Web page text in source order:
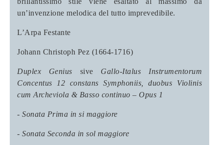
un’invenzione melodica del tutto imprevedibile.
L’Arpa Festante
Johann Christoph Pez (1664-1716)
Duplex Genius sive Gallo-Italus Instrumentorum
Concentus 12 constans Symphoniis, duobus Violinis
cum Archeviola & Basso continuo – Opus 1
- Sonata Prima in si maggiore
- Sonata Seconda in sol maggiore